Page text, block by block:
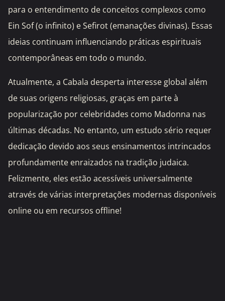
para o entendimento de conceitos complexos como
Ein Sof (o infinito) e Sefirot (emanações divinas). Essas
ideias continuam influenciando práticas espirituais
contemporâneas em todo o mundo.
Atualmente, a Cabala desperta interesse global além
de suas origens religiosas, graças em parte à
popularização por celebridades como Madonna nas
últimas décadas. No entanto, um estudo sério requer
dedicação devido aos seus ensinamentos intrincados
profundamente enraizados na tradição judaica.
Felizmente, eles estão acessíveis universalmente
através de várias interpretações modernas disponíveis
online ou em recursos offline!